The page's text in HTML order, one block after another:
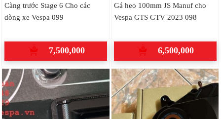
Càng trước Stage 6 Cho các
dòng xe Vespa 099
7,500,000
Gá heo 100mm JS Manuf cho
Vespa GTS GTV 2023 098
6,500,000